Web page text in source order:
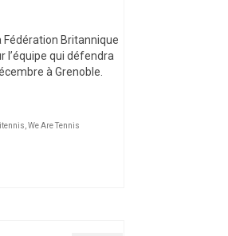
Fédération Britannique
l’équipe qui défendra
à Grenoble.
We Are Tennis